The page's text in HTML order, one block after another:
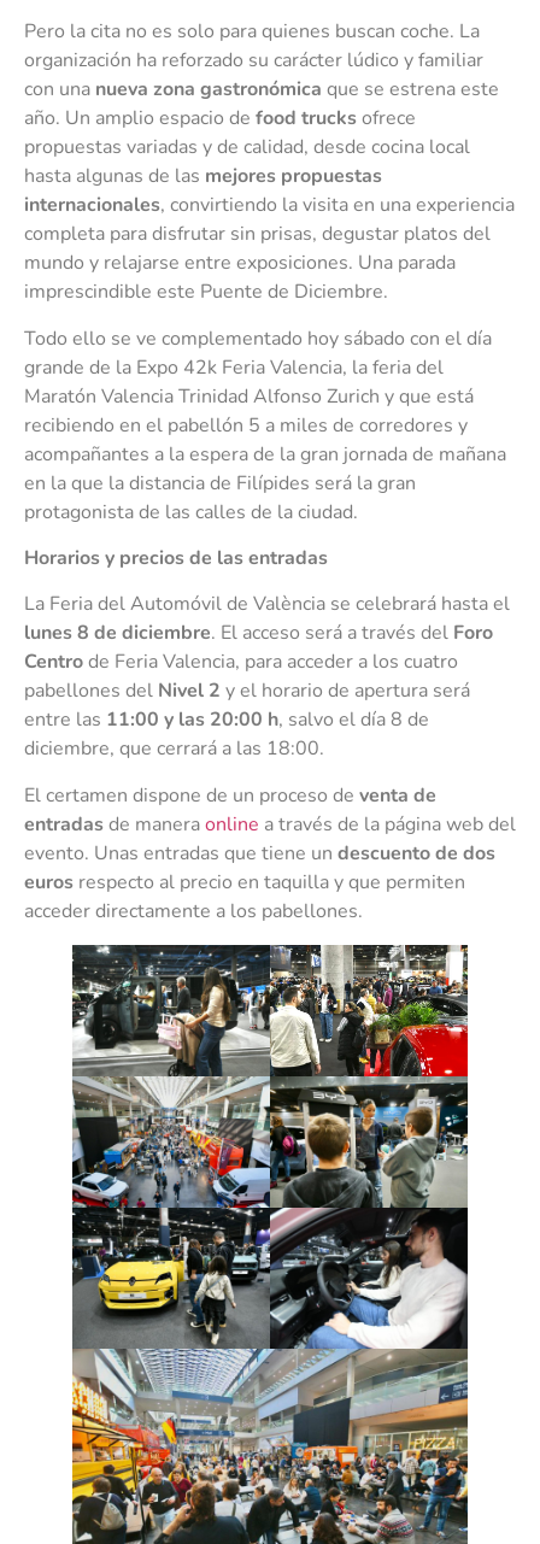
Pero la cita no es solo para quienes buscan coche. La
organización ha reforzado su carácter lúdico y familiar
con una nueva zona gastronómica que se estrena este
año. Un amplio espacio de food trucksofrece
propuestas variadas y de calidad, desde cocina local
hasta algunas de las mejores propuestas
internacionales, convirtiendo la visita en una experiencia
completa para disfrutar sin prisas, degustar platos del
mundo y relajarse entre exposiciones. Una parada
imprescindible este Puente de Diciembre.
Todo ello se ve complementado hoy sábado con el día
grande de la Expo 42k Feria Valencia, la feria del
Maratón Valencia Trinidad Alfonso Zurich y que está
recibiendo en el pabellón 5 a miles de corredores y
acompañantes a la espera de la gran jornada de mañana
en la que la distancia de Filípides será la gran
protagonista de las calles de la ciudad.
Horarios y precios de las entradas
La Feria del Automóvil de València se celebrará hasta el
lunes 8 de diciembre. El acceso será a través del Foro
Centrode Feria Valencia, para acceder a los cuatro
pabellones del Nivel 2 y el horario de apertura será
entre las 11:00 y las 20:00 h, salvo el día 8 de
diciembre, que cerrará a las 18:00.
El certamen dispone de un proceso de venta de
entradasde maneraonline a través de la página web del
evento. Unas entradas que tiene un descuento de dos
euros respecto al precio en taquilla y que permiten
acceder directamente a los pabellones.